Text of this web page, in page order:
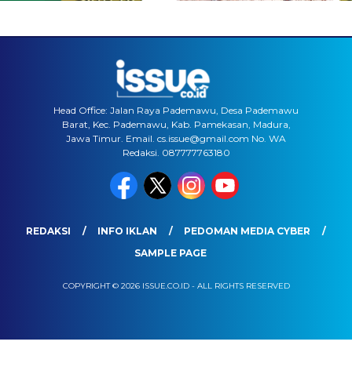
Head Office: Jalan Raya Pademawu, Desa Pademawu
Barat, Kec. Pademawu, Kab. Pamekasan, Madura,
Jawa Timur. Email. cs.issue@gmail.com No. WA
Redaksi. 087777763180
REDAKSI INFO IKLAN
PEDOMAN MEDIA CYBER
SAMPLE PAGE
COPYRIGHT © 2026 ISSUE.CO.ID - ALL RIGHTS RESERVED